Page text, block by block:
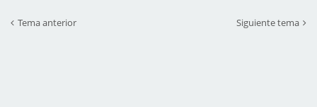
Tema anterior Siguiente tema